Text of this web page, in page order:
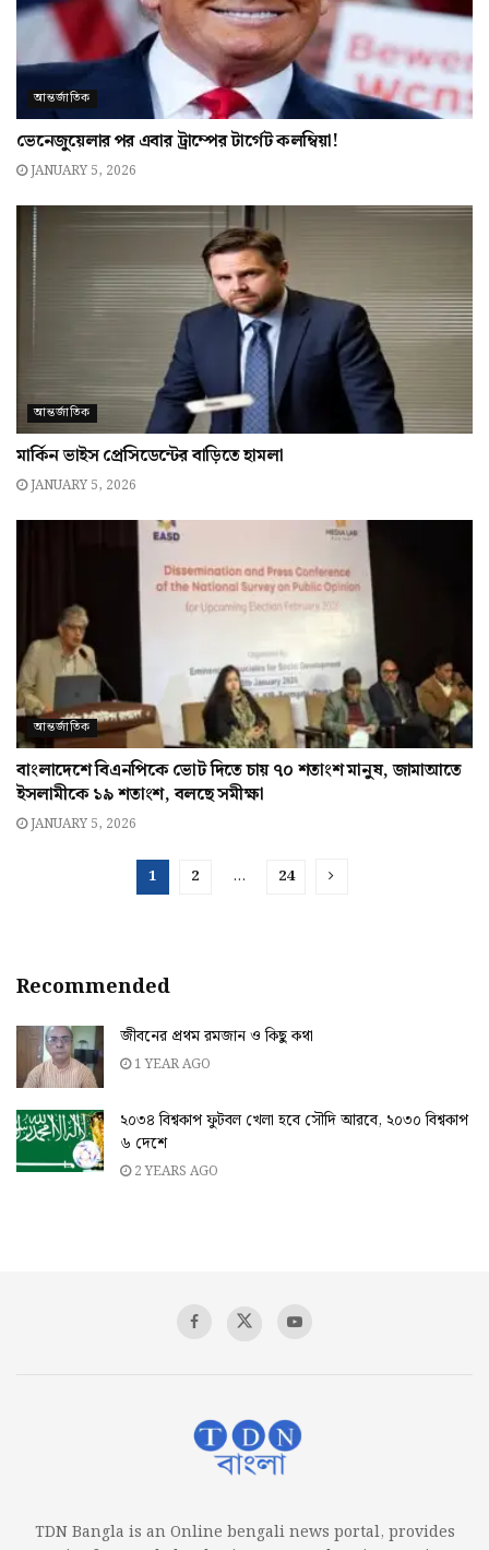
আন্তর্জাতিক
ভেনেজুয়েলার পর এবার ট্রাম্পের টার্গেট কলম্বিয়া!
JANUARY 5, 2026
আন্তর্জাতিক
মার্কিন ভাইস প্রেসিডেন্টের বাড়িতে হামলা
JANUARY 5, 2026
আন্তর্জাতিক
বাংলাদেশে বিএনপিকে ভোট দিতে চায় ৭০ শতাংশ মানুষ, জামাআতে
ইসলামীকে ১৯ শতাংশ, বলছে সমীক্ষা
JANUARY 5, 2026
1 2 … 24
Recommended
জীবনের প্রথম রমজান ও কিছু কথা
1 YEAR AGO
২০৩৪ বিশ্বকাপ ফুটবল খেলা হবে সৌদি আরবে, ২০৩০ বিশ্বকাপ
৬ দেশে
2 YEARS AGO
TDN Bangla is an Online bengali news portal, provides